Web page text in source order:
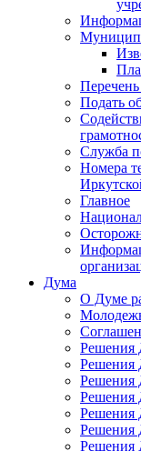
Подать
Служба
Номера
Главное
Дума
О Думе
Решения
Решения
Решения
Решения
Решения
Решения
Решения